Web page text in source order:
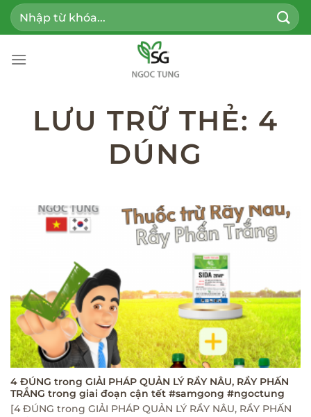
Bỏ
qua
dung
Tìm
kiếm:
LƯU TRỮ THẺ: 4
DÚNG
4 ĐÚNG trong GIẢI PHÁP QUẢN LÝ RẦY NÂU, RẦY PHẤN
TRẮNG trong giai đoạn cận tết #samgong #ngoctung
[4 ĐÚNG trong GIẢI PHÁP QUẢN LÝ RẦY NÂU, RẦY PHẤN